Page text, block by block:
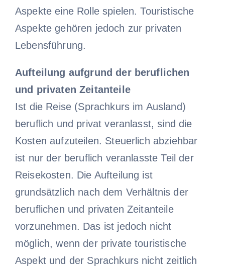
Aspekte eine Rolle spielen. Touristische
Aspekte gehören jedoch zur privaten
Lebensführung.
Aufteilung aufgrund der beruflichen
und privaten Zeitanteile
Ist die Reise (Sprachkurs im Ausland)
beruflich und privat veranlasst, sind die
Kosten aufzuteilen. Steuerlich abziehbar
ist nur der beruflich veranlasste Teil der
Reisekosten. Die Aufteilung ist
grundsätzlich nach dem Verhältnis der
beruflichen und privaten Zeitanteile
vorzunehmen. Das ist jedoch nicht
möglich, wenn der private touristische
Aspekt und der Sprachkurs nicht zeitlich